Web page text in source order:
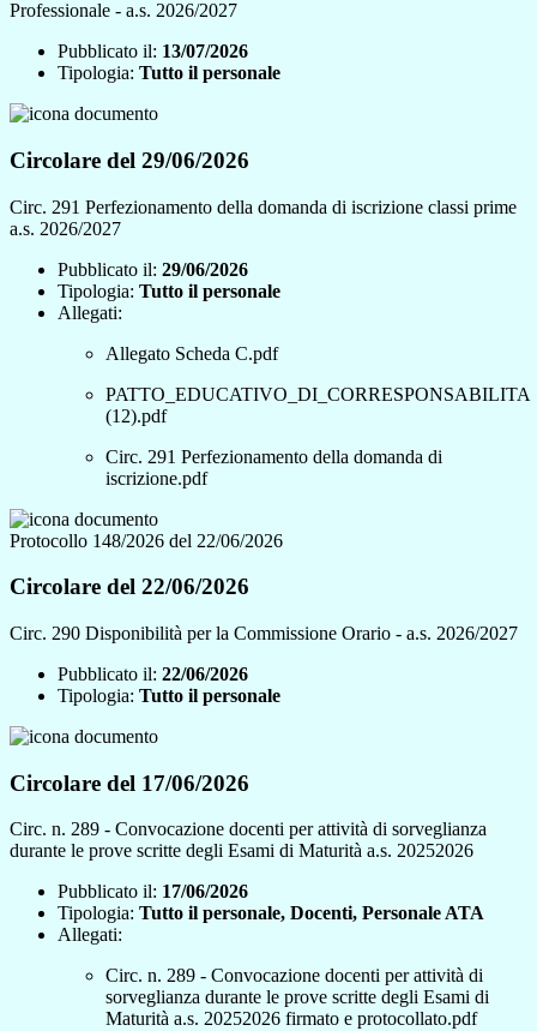
Professionale - a.s. 2026/2027
Pubblicato il: 13/07/2026
Tipologia: Tutto il personale
Circolare del 29/06/2026
Circ. 291 Perfezionamento della domanda di iscrizione classi prime
a.s. 2026/2027
Pubblicato il: 29/06/2026
Tipologia: Tutto il personale
Allegati:
Allegato Scheda C.pdf
PATTO_EDUCATIVO_DI_CORRESPONSABILITA
(12).pdf
Circ. 291 Perfezionamento della domanda di
iscrizione.pdf
Protocollo 148/2026 del 22/06/2026
Circolare del 22/06/2026
Circ. 290 Disponibilità per la Commissione Orario - a.s. 2026/2027
Pubblicato il: 22/06/2026
Tipologia: Tutto il personale
Circolare del 17/06/2026
Circ. n. 289 - Convocazione docenti per attività di sorveglianza
durante le prove scritte degli Esami di Maturità a.s. 20252026
Pubblicato il: 17/06/2026
Tipologia: Tutto il personale, Docenti, Personale ATA
Allegati:
Circ. n. 289 - Convocazione docenti per attività di
sorveglianza durante le prove scritte degli Esami di
Maturità a.s. 20252026 firmato e protocollato.pdf